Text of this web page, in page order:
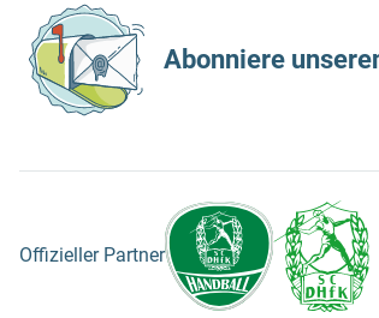
Abonniere
Offizieller Partner